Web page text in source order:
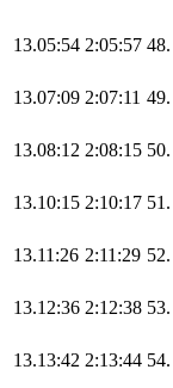
13.05:54 2:05:57 48.
13.07:09 2:07:11 49.
13.08:12 2:08:15 50.
13.10:15 2:10:17 51.
13.11:26 2:11:29 52.
13.12:36 2:12:38 53.
13.13:42 2:13:44 54.